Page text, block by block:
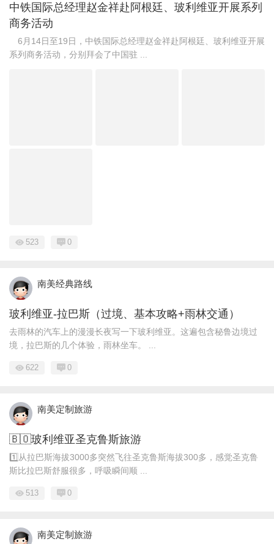
中铁国际总经理赵金祥赴阿根廷、玻利维亚开展系列
商务活动
6月14日至19日，中铁国际总经理赵金祥赴阿根廷、玻利维亚开展
系列商务活动，分别拜会了中国驻 ...
523 0
南美经典路线
玻利维亚-拉巴斯（过境、基本攻略+雨林交通）
去雨林的汽车上的漫漫长夜写一下玻利维亚。这遍包含秘鲁边境过
境，拉巴斯的几个体验，雨林坐车。 ...
622 0
南美定制旅游
🇧🇴玻利维亚圣克鲁斯旅游
1️⃣从拉巴斯海拔3000多突然飞往圣克鲁斯海拔300多，感觉圣克鲁
斯比拉巴斯舒服很多，呼吸瞬间顺 ...
513 0
南美定制旅游